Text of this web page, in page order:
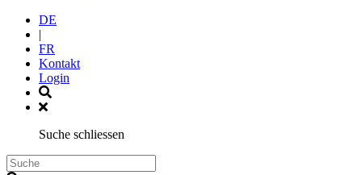
DE
|
FR
Kontakt
Login
Suche schliessen